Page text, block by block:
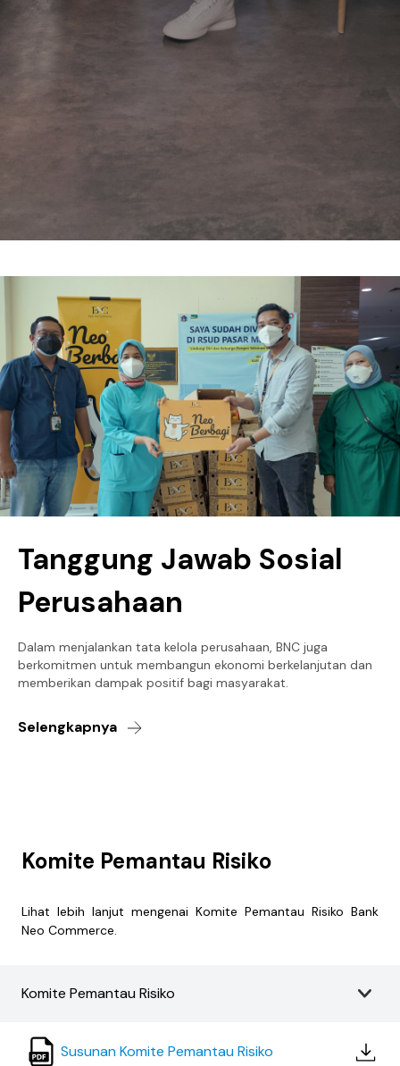
Tanggung Jawab Sosial
Perusahaan
Dalam menjalankan tata kelola perusahaan, BNC juga
berkomitmen untuk membangun ekonomi berkelanjutan dan
memberikan dampak positif bagi masyarakat.
Selengkapnya
Komite Pemantau Risiko
Lihat lebih lanjut mengenai Komite Pemantau Risiko Bank
Neo Commerce.
Komite Pemantau Risiko
Susunan Komite Pemantau Risiko